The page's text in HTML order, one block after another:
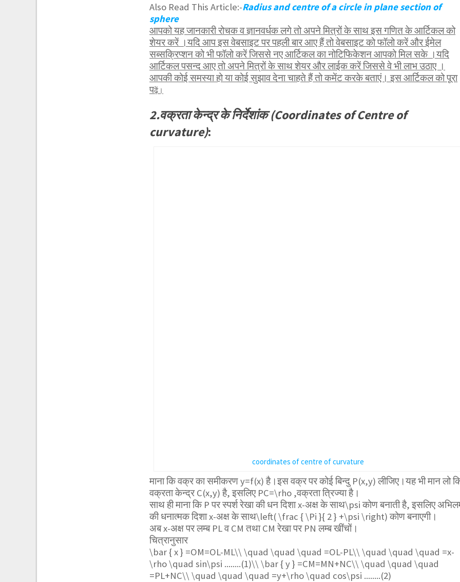
Also Read This Article:-Radius and centre of a circle in plane section of
sphere
आपको यह जानकारी रोचक व ज्ञानवर्धक लगे तो अपने मित्रों के साथ इस गणित के आर्टिकल को
शेयर करें ।यदि आप इस वेबसाइट पर पहली बार आए हैं तो वेबसाइट को फॉलो करें और ईमेल
सब्सक्रिप्शन को भी फॉलो करें जिससे नए आर्टिकल का नोटिफिकेशन आपको मिल सके ।यदि
आर्टिकल पसन्द आए तो अपने मित्रों के साथ शेयर और लाईक करें जिससे वे भी लाभ उठाए ।
आपकी कोई समस्या हो या कोई सुझाव देना चाहते हैं तो कमेंट करके बताएं। इस आर्टिकल को पूरा
पढ़ें।
2.वक्रता केन्द्र के निर्देशांक (Coordinates of Centre of
curvature):
coordinates of centre of curvature
माना कि वक्र का समीकरण y=f(x) है।इस वक्र पर कोई बिन्दु P(x,y) लीजिए।यह भी मान लो
वक्रता केन्द्र C(x,y) है, इसलिए PC=\rho ,वक्रता त्रिज्या है।
साथ ही माना कि P पर स्पर्श रेखा की धन दिशा x-अक्ष के साथ\psiकोण बनाती है, इसलिए
की धनात्मक दिशा x-अक्ष के साथ\left( \frac { \Pi }{ 2 } +\psi \right)कोण बनाएगी।
अब x-अक्ष पर लम्ब PL व CM तथा CM रेखा पर PN लम्ब खींचों।
चित्रानुसार
\bar { x } =OM=OL-ML\\ \quad \quad \quad =OL-PL\\ \quad \quad \quad =x-
\rho \quad sin\psi ........(1)\\ \bar { y } =CM=MN+NC\\ \quad \quad \quad
=PL+NC\\ \quad \quad \quad =y+\rho \quad cos\psi ........(2)